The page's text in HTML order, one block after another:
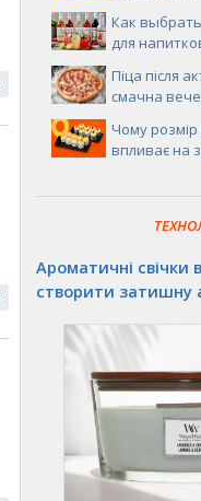
Как
для
Піца після
смачна
Чому
впливає на
Ароматичні свічки в
створити затишну